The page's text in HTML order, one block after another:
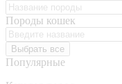
Породы кошек
Выбрать все
Популярные